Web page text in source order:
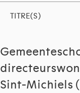
TITRE(S)
Sint-Michiels